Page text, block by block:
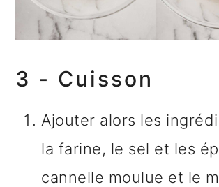
3 - Cuisson
Ajouter alors les
la farine, le sel et les
cannelle moulue et le